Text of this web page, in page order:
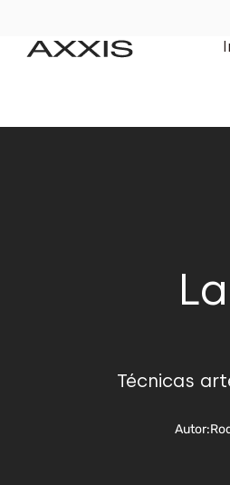
Técnicas
Autor: